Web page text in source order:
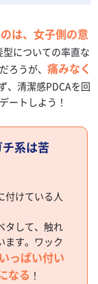
は、女子側の意
についての率直な
ろうが、 痛みなく
、清潔感PDCAを回
ートしよう！
チ系は苦
付けている人
タして、触れ
ます。ワック
っぱい付い
なる ！